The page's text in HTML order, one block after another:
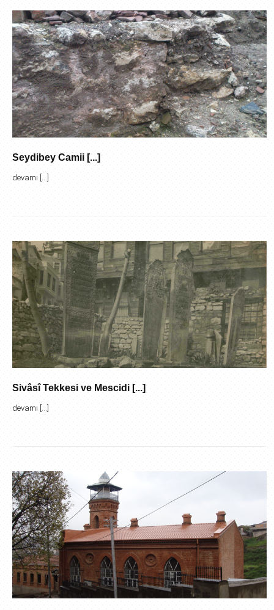
Seydibey Camii [...]
devamı [...]
Sivâsî Tekkesi ve Mescidi [...]
devamı [...]